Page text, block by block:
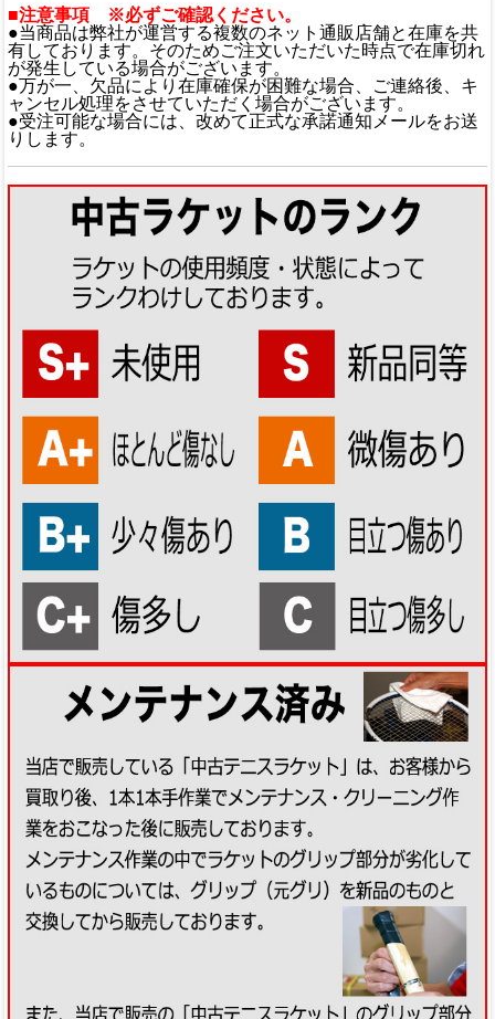
■注意事項 ※必ずご確認ください。
●当商品は弊社が運営する複数のネット通販店舗と在庫を共
有しております。そのためご注文いただいた時点で在庫切れ
が発生している場合がございます。
●万が一、欠品により在庫確保が困難な場合、ご連絡後、キ
ャンセル処理をさせていただく場合がございます。
●受注可能な場合には、改めて正式な承諾通知メールをお送
りします。